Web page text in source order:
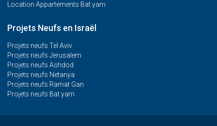
Location Appartements Bat yam
Projets Neufs en Israël
Projets neufs Tel Aviv
Projets neufs Jerusalem
Projets neufs Ashdod
Projets neufs Netanya
Projets neufs Ramat Gan
Projets neufs Bat yam